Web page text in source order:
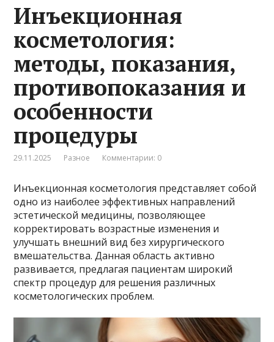
Инъекционная
косметология:
методы, показания,
противопоказания и
особенности
процедуры
29.11.2025 Разное Комментарии: 0
Инъекционная косметология представляет собой
одно из наиболее эффективных направлений
эстетической медицины, позволяющее
корректировать возрастные изменения и
улучшать внешний вид без хирургического
вмешательства. Данная область активно
развивается, предлагая пациентам широкий
спектр процедур для решения различных
косметологических проблем.